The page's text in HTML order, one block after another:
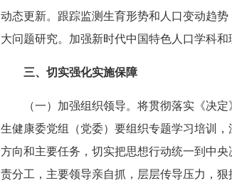
动态更新。跟踪监测生育形势和人口变动趋
大问题研究。加强新时代中国特色人口学科
三、切实强化实施保障
（一）加强组织领导。将贯彻落实《决
生健康委党组（党委）要组织专题学习培训
方向和主要任务，切实把思想行动统一到中
责分工，主要领导亲自抓，层层传导压力，狠